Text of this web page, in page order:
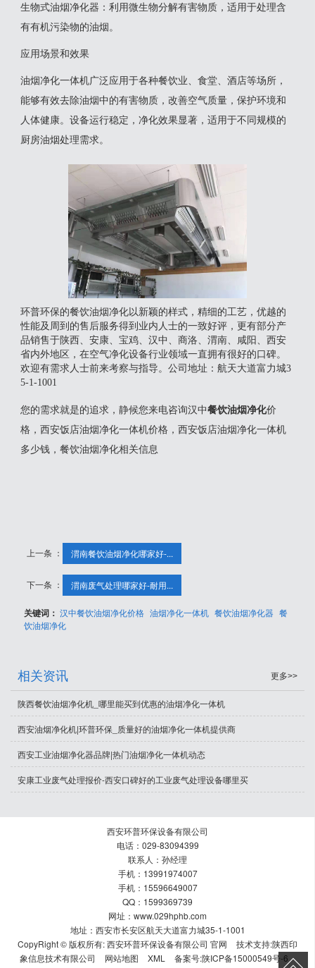
‌生物式油烟净化器‌：利用微生物分解有害物质，适用于处理含
有有机污染物的油烟‌。
应用场景和效果
油烟净化一体机广泛应用于各种餐饮业、食堂、酒店等场所，
能够有效去除油烟中的有害物质，改善空气质量，保护环境和
人体健康。设备运行稳定，净化效果显著，适用于不同规模的
厨房油烟处理需求‌。
环普环保的餐饮油烟净化以新颖的样式，精细的工艺，优越的
性能及周到的售后服务得到业内人士的一致好评，更有部分产
品销售于陕西、安康、宝鸡、汉中、商洛、渭南、咸阳、西安
省内外地区，在空气净化设备行业领域一直拥有很好的口碑。
欢迎有需求人士前来考察与指导。公司地址：航天大道富力城3
5-1-1001
您的需求就是的追求，静候您来电咨询汉中餐饮油烟净化价
格，西安饭店油烟净化一体机价格，西安饭店油烟净化一体机
多少钱，餐饮油烟净化相关信息
上一条 ： 渭南餐饮油烟净化哪家好-...
下一条 ： 渭南废气处理哪家好-耐用...
关键词：汉中餐饮油烟净化价格 油烟净化一体机 餐饮油烟净化器 餐
饮油烟净化
相关资讯 更多>>
陕西餐饮油烟净化机_哪里能买到优惠的油烟净化一体机
西安油烟净化机|环普环保_质量好的油烟净化一体机提供商
西安工业油烟净化器品牌|热门油烟净化一体机动态
安康工业废气处理报价-西安口碑好的工业废气处理设备哪里买
西安环普环保设备有限公司
电话：029-83094399
联系人：孙经理
手机：13991974007
手机：15596649007
QQ：1599369739
网址：www.029hphb.com
地址：西安市长安区航天大道富力城35-1-1001
CopyRight © 版权所有:西安环普环保设备有限公司 官网 技术支持:陕西印
象信息技术有限公司
网站地图 XML 备案号:陕ICP备15000549号-6